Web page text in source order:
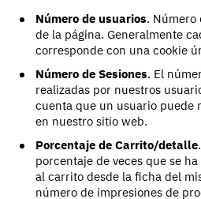
Número de usuarios. Número
de la página. Generalmente
corresponde con una cookie
Número de Sesiones. El
realizadas por nuestros
cuenta que un usuario puede
en nuestro sitio web.
Porcentaje de Carrito/detalle
porcentaje de veces que se
al carrito desde la ficha del
número de impresiones de